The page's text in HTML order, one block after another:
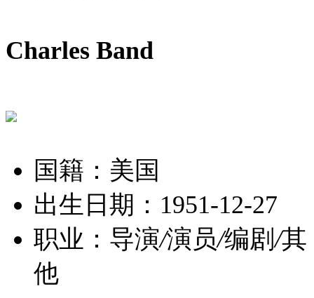
Charles Band
国籍：美国
出生日期：1951-12-27
职业：导演/演员/编剧/其
他